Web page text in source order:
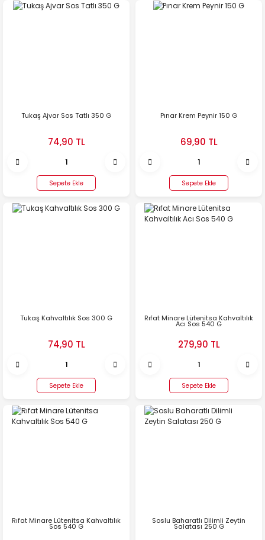
Tukaş Ajvar Sos Tatlı 350 G
74,90 TL
Sepete Ekle
Pınar Krem Peynir 150 G
69,90 TL
Sepete Ekle
Tukaş Kahvaltılık Sos 300 G
74,90 TL
Sepete Ekle
Rıfat Minare Lütenitsa Kahvaltılık
Acı Sos 540 G
279,90 TL
Sepete Ekle
Rıfat Minare Lütenitsa Kahvaltılık
Sos 540 G
Soslu Baharatlı Dilimli Zeytin
Salatası 250 G